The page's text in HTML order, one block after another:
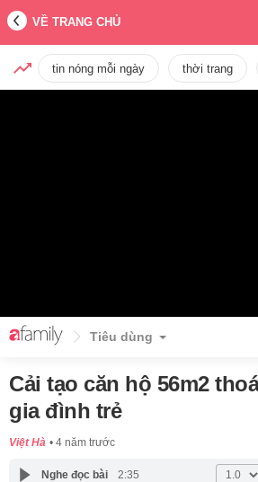
VỀ TRANG CHỦ
tin nóng mỗi ngày thời trang
Tiêu dùng
Cải tạo căn hộ 56m2
gia đình trẻ
Việt Hà 4 năm trước
Nghe đọc bài 2:35